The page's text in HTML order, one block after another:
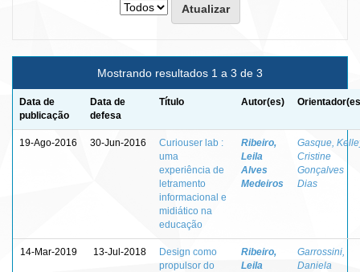
Mostrando resultados 1 a 3 de 3
Data de
publicação
Data de
defesa
Título Autor(es)
19-Ago-2016 30-Jun-2016
Curiouser lab :
uma
experiência de
letramento
informacional e
midiático na
educação
Ribeiro,
Leila
Alves
Medeiros
Gasque,
Cristine
Gonçalves
Dias
14-Mar-2019 13-Jul-2018
Design como
propulsor do
Ribeiro,
Leila
Garrossini,
Daniela